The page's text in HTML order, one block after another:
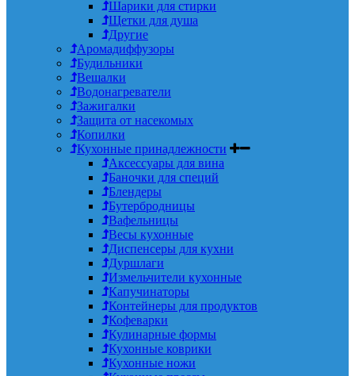
Шарики для стирки
Щетки для душа
Другие
Аромадиффузоры
Будильники
Вешалки
Водонагреватели
Зажигалки
Защита от насекомых
Копилки
Кухонные принадлежности
Аксессуары для вина
Баночки для специй
Блендеры
Бутербродницы
Вафельницы
Весы кухонные
Диспенсеры для кухни
Дуршлаги
Измельчители кухонные
Капучинаторы
Контейнеры для продуктов
Кофеварки
Кулинарные формы
Кухонные коврики
Кухонные ножи